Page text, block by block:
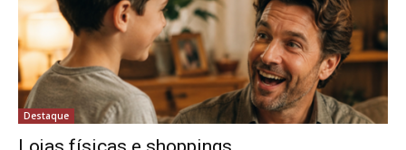
Destaque